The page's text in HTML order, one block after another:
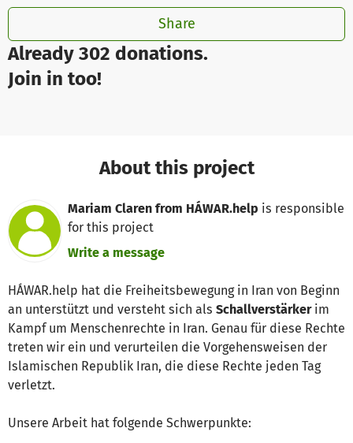
Already 302 donations.
Join in too!
Share
About this project
Mariam Claren from HÁWAR.help is responsible
for this project
Write a message
HÁWAR.help hat die Freiheitsbewegung in Iran von Beginn
an unterstützt und versteht sich als Schallverstärkerim
Kampf um Menschenrechte in Iran. Genau für diese Rechte
treten wir ein und verurteilen die Vorgehensweisen der
Islamischen Republik Iran, die diese Rechte jeden Tag
verletzt.
Unsere Arbeit hat folgende Schwerpunkte: